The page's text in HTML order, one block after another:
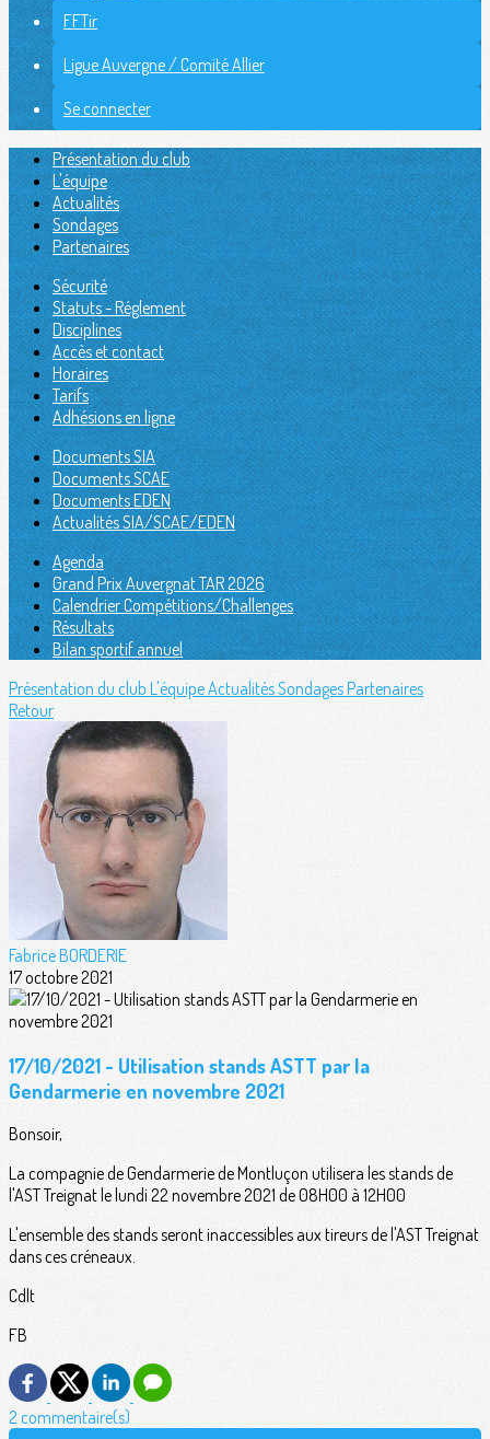
FFTir
Ligue Auvergne / Comité Allier
Se connecter
Présentation du club
L'équipe
Actualités
Sondages
Partenaires
Sécurité
Statuts - Réglement
Disciplines
Accès et contact
Horaires
Tarifs
Adhésions en ligne
Documents SIA
Documents SCAE
Documents EDEN
Actualités SIA/SCAE/EDEN
Agenda
Grand Prix Auvergnat TAR 2026
Calendrier Compétitions/Challenges
Résultats
Bilan sportif annuel
Présentation du club L'équipeActualitésSondagesPartenaires
Retour
Fabrice BORDERIE
17 octobre 2021
17/10/2021 - Utilisation stands ASTT par la
Gendarmerie en novembre 2021
Bonsoir,
La compagnie de Gendarmerie de Montluçon utilisera les stands de
l'AST Treignat le lundi 22 novembre 2021 de 08H00 à 12H00
L'ensemble des stands seront inaccessibles aux tireurs de l'AST Treignat
dans ces créneaux.
Cdlt
FB
2 commentaire(s)